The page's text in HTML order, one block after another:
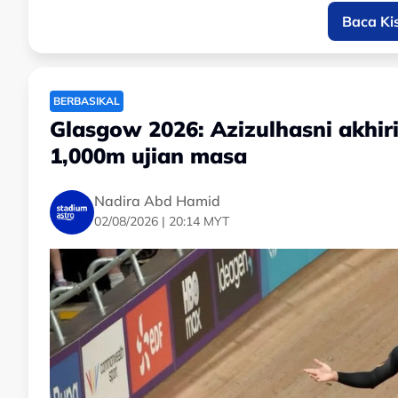
itu mencerminkan aura dan pesona luar biasa atlet
Atas dasar itu, majoriti pendapat mahu Jijo kekal
Persoalannya, apakah skuad negara benar-benar
kitaran Olimpik di Los Angeles nanti.
Baca
BERBASIKAL
Glasgow 2026: Azizulhasni
1,000m ujian masa
Nadira Abd Hamid
02/08/2026 | 20:14 MYT